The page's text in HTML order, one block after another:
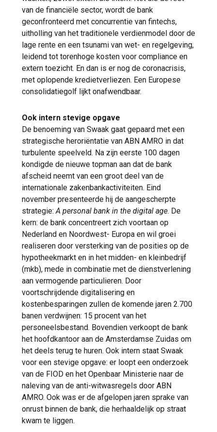
van de financiële sector, wordt de bank
geconfronteerd met concurrentie van fintechs,
uitholling van het traditionele verdienmodel door de
lage rente en een tsunami van wet- en regelgeving,
leidend tot torenhoge kosten voor compliance en
extern toezicht. En dan is er nog de coronacrisis,
met oplopende kredietverliezen. Een Europese
consolidatiegolf lijkt onafwendbaar.
Ook intern stevige opgave
De benoeming van Swaak gaat gepaard met een
strategische heroriëntatie van ABN AMRO in dat
turbulente speelveld. Na zijn eerste 100 dagen
kondigde de nieuwe topman aan dat de bank
afscheid neemt van een groot deel van de
internationale zakenbankactiviteiten. Eind
november presenteerde hij de aangescherpte
strategie:A personal bank in the digital age. De
kern: de bank concentreert zich voortaan op
Nederland en Noordwest- Europa en wil groei
realiseren door versterking van de posities op de
hypotheekmarkt en in het midden- en kleinbedrijf
(mkb), mede in combinatie met de dienstverlening
aan vermogende particulieren. Door
voortschrijdende digitalisering en
kostenbesparingen zullen de komende jaren 2.700
banen verdwijnen: 15 procent van het
personeelsbestand. Bovendien verkoopt de bank
het hoofdkantoor aan de Amsterdamse Zuidas om
het deels terug te huren. Ook intern staat Swaak
voor een stevige opgave: er loopt een onderzoek
van de FIOD en het Openbaar Ministerie naar de
naleving van de anti-witwasregels door ABN
AMRO. Ook was er de afgelopen jaren sprake van
onrust binnen de bank, die herhaaldelijk op straat
kwam te liggen.